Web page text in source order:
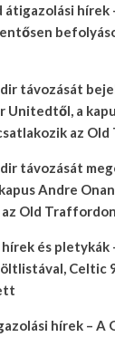
hírek
távozását
Unitedtől, a
az
távozását
Andre
Old
és pletykák
Celtic
hírek – A